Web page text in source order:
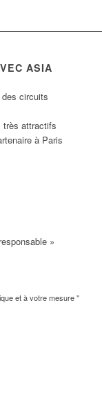
et à votre mesure "
ASIA
circuits
très attractifs
à Paris
»